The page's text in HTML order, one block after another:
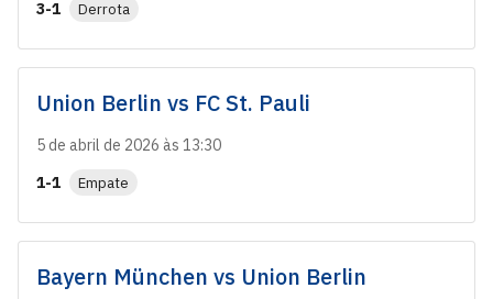
3-1 Derrota
Union Berlin vs FC St. Pauli
5 de abril de 2026 às 13:30
1-1
Empate
Bayern München vs Union Berlin